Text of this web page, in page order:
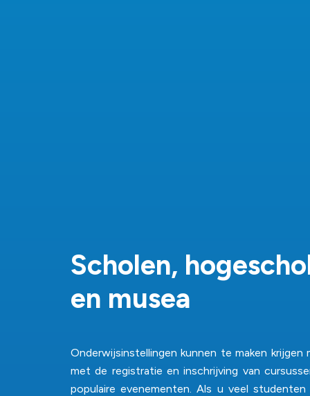
Scholen, hogescho
en musea
Onderwijsinstellingen kunnen te maken krijgen
met de registratie en inschrijving van
populaire evenementen. Als u veel